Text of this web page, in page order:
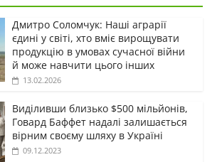
Дмитро Соломчук: Наші аграрії
єдині у світі, хто вміє вирощувати
продукцію в умовах сучасної війни
й може навчити цього інших
13.02.2026
Виділивши близько $500 мільйонів,
Говард Баффет надалі залишається
вірним своєму шляху в Україні
09.12.2023